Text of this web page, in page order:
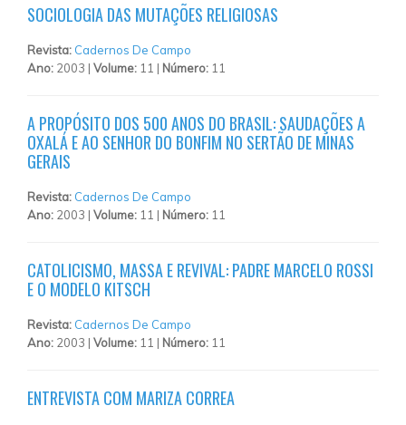
SOCIOLOGIA DAS MUTAÇÕES RELIGIOSAS
Revista: Cadernos De Campo
Ano: 2003 | Volume: 11 | Número: 11
A PROPÓSITO DOS 500 ANOS DO BRASIL: SAUDAÇÕES A
OXALÁ E AO SENHOR DO BONFIM NO SERTÃO DE MINAS
GERAIS
Revista: Cadernos De Campo
Ano: 2003 | Volume: 11 | Número: 11
CATOLICISMO, MASSA E REVIVAL: PADRE MARCELO ROSSI
E O MODELO KITSCH
Revista: Cadernos De Campo
Ano: 2003 | Volume: 11 | Número: 11
ENTREVISTA COM MARIZA CORREA